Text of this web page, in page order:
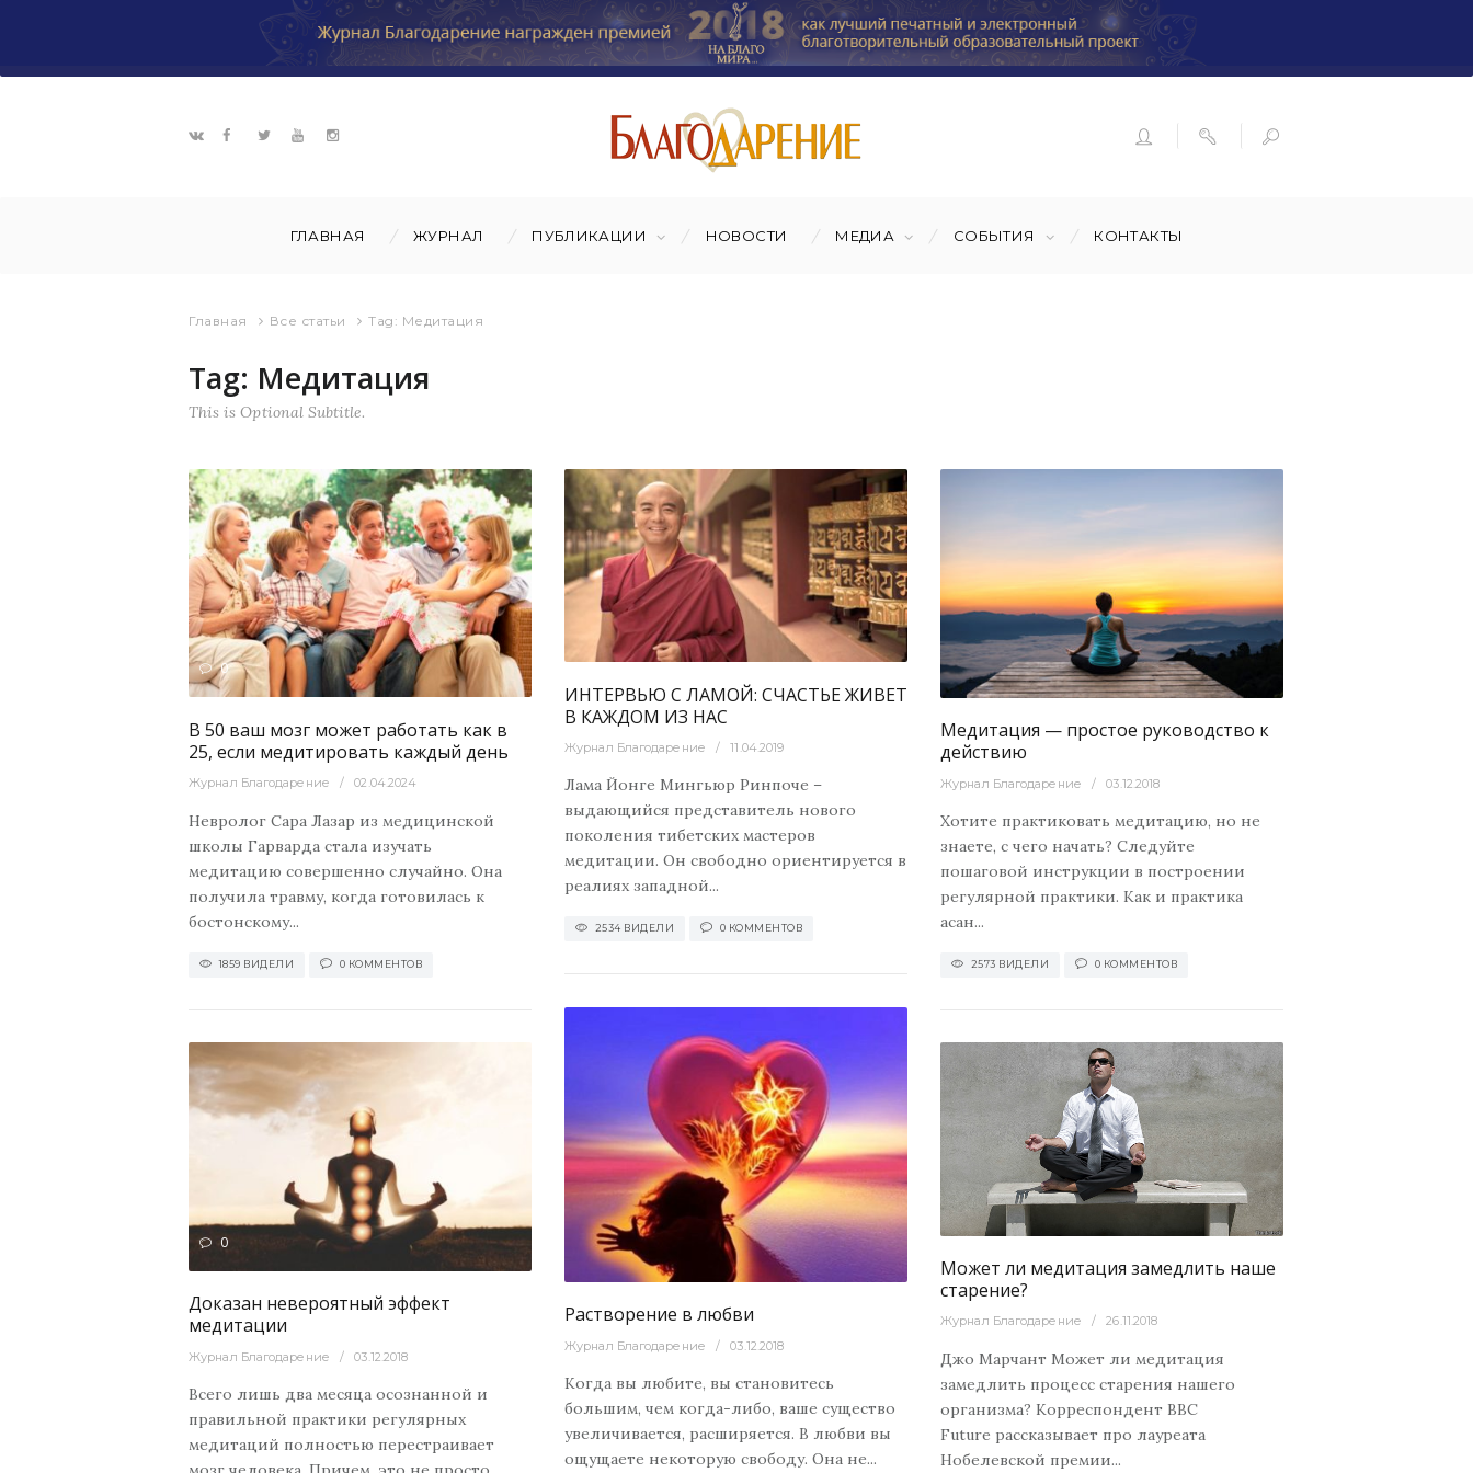
ГЛАВНАЯ ЖУРНАЛ ПУБЛИКАЦИИ НОВОСТИ МЕДИА СОБЫТИЯ КОНТАКТЫ
Главная Все статьи Tag: Медитация
Tag: Медитация
This is Optional Subtitle.
0
В 50 ваш мозг может работать как в
25, если медитировать каждый день
Журнал Благодарение 02.04.2024
Невролог Сара Лазар из медицинской
школы Гарварда стала изучать
медитацию совершенно случайно. Она
получила травму, когда готовилась к
бостонскому...
1859 ВИДЕЛИ 0 КОММЕНТОВ
Духовный 2534
ИНТЕРВЬЮ С ЛАМОЙ: СЧАСТЬЕ ЖИВЕТ
В КАЖДОМ ИЗ НАС
Журнал Благодарение 11.04.2019
Лама Йонге Мингьюр Ринпоче –
выдающийся представитель нового
поколения тибетских мастеров
медитации. Он свободно ориентируется в
реалиях западной...
2534 ВИДЕЛИ 0 КОММЕНТОВ
Медитация — простое руководство к
действию
Журнал Благодарение 03.12.2018
Хотите практиковать медитацию, но не
знаете, с чего начать? Следуйте
пошаговой инструкции в построении
регулярной практики. Как и практика
асан...
2573 ВИДЕЛИ 0 КОММЕНТОВ
Духовный 2009
Растворение в любви
Журнал Благодарение 03.12.2018
Когда вы любите, вы становитесь
большим, чем когда-либо, ваше существо
увеличивается, расширяется. В любви вы
ощущаете некоторую свободу. Она не...
0
Доказан невероятный эффект
медитации
Журнал Благодарение 03.12.2018
Всего лишь два месяца осознанной и
правильной практики регулярных
медитаций полностью перестраивает
Физический
Может ли медитация замедлить наше
старение?
Журнал Благодарение 26.11.2018
Джо Марчант Может ли медитация
замедлить процесс старения нашего
организма? Корреспондент BBC
Future рассказывает про лауреата
Нобелевской премии...